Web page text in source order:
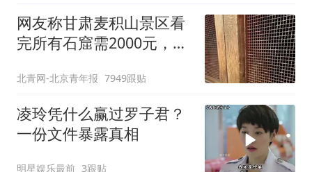
网友称甘肃麦积山景区看
完所有石窟需2000元，景
护，游客可按需买
北青网-北京青年报 7949跟贴
凌玲凭什么赢过罗子君？
一份文件暴露真相
明星娱乐最前 3跟贴